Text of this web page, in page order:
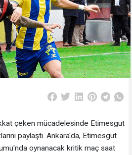
çeken mücadelesinde Etimesgut
paylaştı. Ankara'da, Etimesgut
oynanacak kritik maç saat